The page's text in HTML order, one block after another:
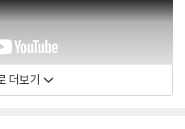
특성상 디스크 표면이 미세하게 울
.
사용하시면 좀 더 안정적인 재생이
더보기